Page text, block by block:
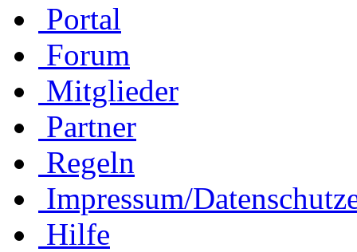
Portal
Forum
Mitglieder
Partner
Regeln
Impressum/
Hilfe